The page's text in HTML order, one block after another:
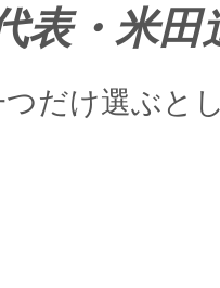
・米田
だけ選ぶと